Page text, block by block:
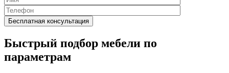
Быстрый подбор мебели по
параметрам